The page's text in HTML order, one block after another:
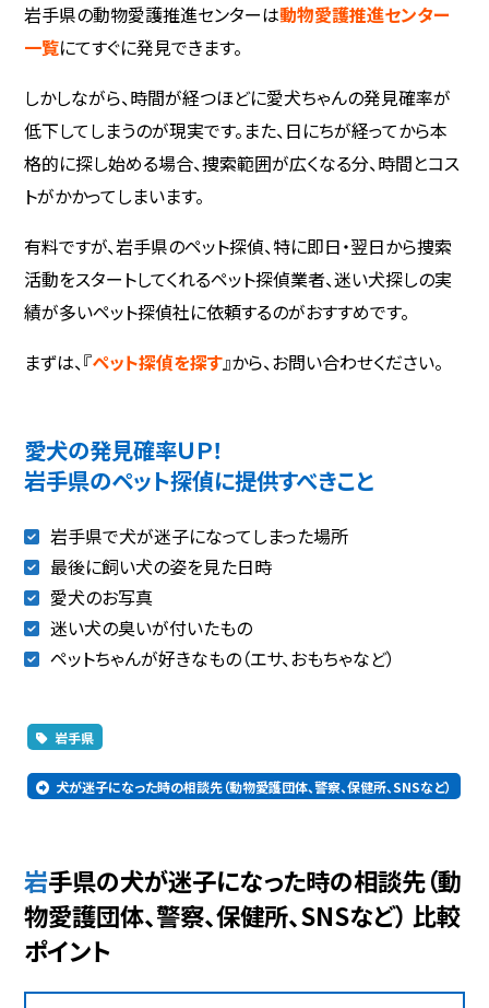
岩手県の動物愛護推進センターは動物愛護推進センター
一覧にてすぐに発見できます。
しかしながら、時間が経つほどに愛犬ちゃんの発見確率が
低下してしまうのが現実です。また、日にちが経ってから本
格的に探し始める場合、捜索範囲が広くなる分、時間とコス
トがかかってしまいます。
有料ですが、岩手県のペット探偵、特に即日・翌日から捜索
活動をスタートしてくれるペット探偵業者、迷い犬探しの実
績が多いペット探偵社に依頼するのがおすすめです。
まずは、『ペット探偵を探す』から、お問い合わせください。
愛犬の発見確率ＵＰ！
岩手県のペット探偵に提供すべきこと
岩手県で犬が迷子になってしまった場所
最後に飼い犬の姿を見た日時
愛犬のお写真
迷い犬の臭いが付いたもの
ペットちゃんが好きなもの（エサ、おもちゃなど）
岩手県
犬が迷子になった時の相談先（動物愛護団体、警察、保健所、SNSなど）
岩手県の犬が迷子になった時の相談先（動
物愛護団体、警察、保健所、SNSなど） 比較
ポイント